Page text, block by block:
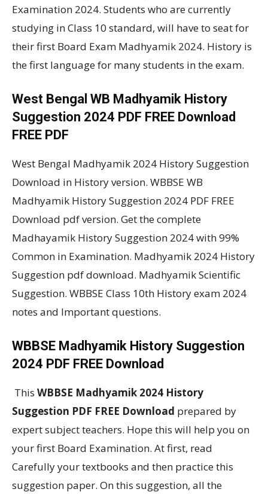
Examination 2024. Students who are currently
studying in Class 10 standard, will have to seat for
their first Board Exam Madhyamik 2024. History is
the first language for many students in the exam.
West Bengal WB Madhyamik History
Suggestion 2024 PDF FREE Download
FREE PDF
West Bengal Madhyamik 2024 History Suggestion
Download in History version. WBBSE WB
Madhyamik History Suggestion 2024 PDF FREE
Download pdf version. Get the complete
Madhayamik History Suggestion 2024 with 99%
Common in Examination. Madhyamik 2024 History
Suggestion pdf download. Madhyamik Scientific
Suggestion. WBBSE Class 10th History exam 2024
notes and Important questions.
WBBSE Madhyamik History Suggestion
2024 PDF FREE Download
This WBBSE Madhyamik 2024 History
Suggestion PDF FREE Download prepared by
expert subject teachers. Hope this will help you on
your first Board Examination. At first, read
Carefully your textbooks and then practice this
suggestion paper. On this suggestion, all the